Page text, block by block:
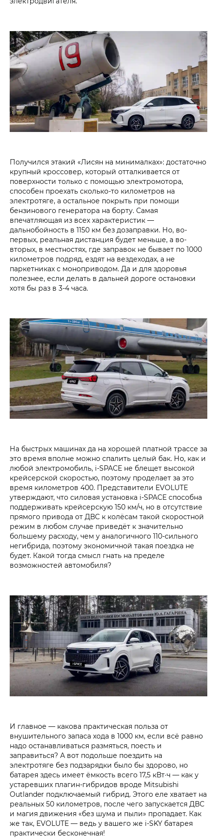
Получился этакий «Лисян на минималках»: достаточно
крупный кроссовер, который отталкивается от
поверхности только с помощью электромотора,
способен проехать сколько-то километров на
электротяге, а остальное покрыть при помощи
бензинового генератора на борту. Самая
впечатляющая из всех характеристик —
дальнобойность в 1150 км без дозаправки. Но, во-
первых, реальная дистанция будет меньше, а во-
вторых, в местностях, где заправок не бывает по 1000
километров подряд, ездят на вездеходах, а не
паркетниках с моноприводом. Да и для здоровья
полезнее, если делать в дальней дороге остановки
хотя бы раз в 3-4 часа.
На быстрых машинах да на хорошей платной трассе за
это время вполне можно спалить целый бак. Но, как и
любой электромобиль, i‑SPACE не блещет высокой
крейсерской скоростью, поэтому проделает за это
время километров 400. Представители EVOLUTE
утверждают, что силовая установка i‑SPACE способна
поддерживать крейсерскую 150 км/ч, но в отсутствие
прямого привода от ДВС к колёсам такой скоростной
режим в любом случае приведёт к значительно
большему расходу, чем у аналогичного 110-сильного
негибрида, поэтому экономичной такая поездка не
будет. Какой тогда смысл гнать на пределе
возможностей автомобиля?
И главное — какова практическая польза от
внушительного запаса хода в 1000 км, если всё равно
надо останавливаться размяться, поесть и
заправиться? А вот подольше поездить на
электротяге без подзарядки было бы здорово, но
батарея здесь имеет ёмкость всего 17,5 кВт∙ч — как у
устаревших плагин-гибридов вроде Mitsubishi
Outlander подключаемый гибрид. Этого еле хватает на
реальных 50 километров, после чего запускается ДВС
и магия движения «без шума и пыли» пропадает. Как
же так, EVOLUTE — ведь у вашего же i‑SKY батарея
практически бесконечная!